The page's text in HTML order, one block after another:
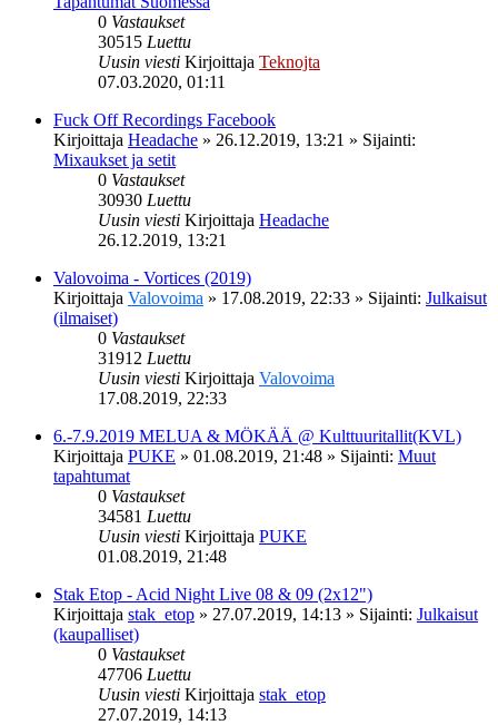
0 Vastaukset
30515 Luettu
Uusin viesti Kirjoittaja Teknojta
07.03.2020, 01:11
Fuck Off Recordings Facebook
Kirjoittaja Headache » 26.12.2019, 13:21 » Sijainti:
Mixaukset ja setit
0 Vastaukset
30930 Luettu
Uusin viesti Kirjoittaja Headache
26.12.2019, 13:21
Valovoima - Vortices (2019)
Kirjoittaja Valovoima » 17.08.2019, 22:33 » Sijainti: Julkaisut
(ilmaiset)
0 Vastaukset
31912 Luettu
Uusin viesti Kirjoittaja Valovoima
17.08.2019, 22:33
6.-7.9.2019 MELUA & MÖKÄÄ @ Kulttuuritallit(KVL)
Kirjoittaja PUKE » 01.08.2019, 21:48 » Sijainti: Muut
tapahtumat
0 Vastaukset
34581 Luettu
Uusin viesti Kirjoittaja PUKE
01.08.2019, 21:48
Stak Etop - Acid Night Live 08 & 09 (2x12")
Kirjoittaja stak_etop » 27.07.2019, 14:13 » Sijainti: Julkaisut
(kaupalliset)
0 Vastaukset
47706 Luettu
Uusin viesti Kirjoittaja stak_etop
27.07.2019, 14:13